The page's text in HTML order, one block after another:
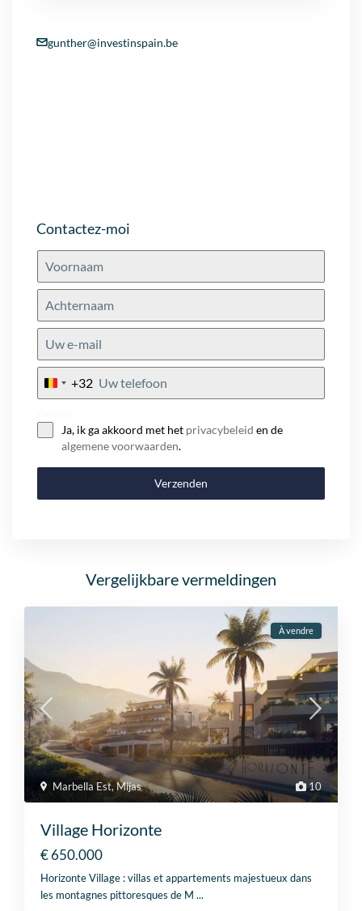
gunther@investinspain.be
Contactez-moi
Belgium
+32
Ja, ik ga akkoord met het privacybeleid en de
algemene voorwaarden.
Verzenden
Vergelijkbare vermeldingen
10
Marbella Est,Mijas
À vendre
Village Horizonte
€ 650.000
Horizonte Village : villas et appartements majestueux dans
les montagnes pittoresques de M...